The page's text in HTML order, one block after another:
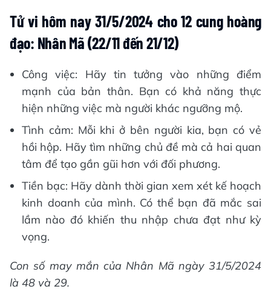
Tử vi hôm nay 31/5/2024 cho 12 cung hoàng
đạo: Nhân Mã (22/11 đến 21/12)
Công việc: Hãy tin tưởng vào những điểm
mạnh của bản thân. Bạn có khả năng thực
hiện những việc mà người khác ngưỡng mộ.
Tình cảm: Mỗi khi ở bên người kia, bạn có vẻ
hồi hộp. Hãy tìm những chủ đề mà cả hai quan
tâm để tạo gần gũi hơn với đối phương.
Tiền bạc: Hãy dành thời gian xem xét kế hoạch
kinh doanh của mình. Có thể bạn đã mắc sai
lầm nào đó khiến thu nhập chưa đạt như kỳ
vọng.
Con số may mắn của Nhân Mã ngày 31/5/2024
là 48 và 29.